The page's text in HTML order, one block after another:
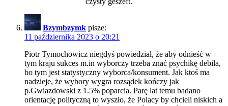
Bzymbzymk pisze:
11 października 2023 o 20:21
Piotr Tymochowicz niegdyś powiedział, że aby odnieść w
tym kraju sukces m.in wyborczy trzeba znać psychikę debila,
bo tym jest statystyczny wyborca/konsument. Jak ktoś ma
nadzieje, że wybory wygra rozsądek kończy jak
p.Gwiazdowski z 1.5% poparcia. Parę lat temu badano
orientację polityczną to wyszło, że Polacy by chcieli niskich a